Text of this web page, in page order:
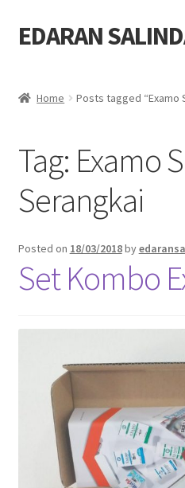
Skip
to
Skip
to
EDARAN
Produk
Order
Hubungi
Home Posts tagged “Examo
Tag: Examo
Serangkai
Posted on 18/03/2018by
Set Kombo